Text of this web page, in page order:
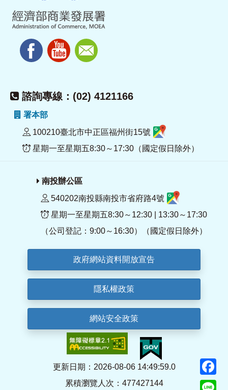
諮詢專線：(02) 4121166
署本部
100210臺北市中正區福州街15號
星期一至星期五8:30～17:30（國定假日除外）
南投辦公區
540202南投縣南投市省府路4號
星期一至星期五8:30～12:30 | 13:30～17:30
（公司登記：9:00～16:30）（國定假日除外）
政府網站資料開放宣告
隱私權政策
網站安全政策
更新日期：2026-08-06 14:49:59.0
累積瀏覽人次：477427144